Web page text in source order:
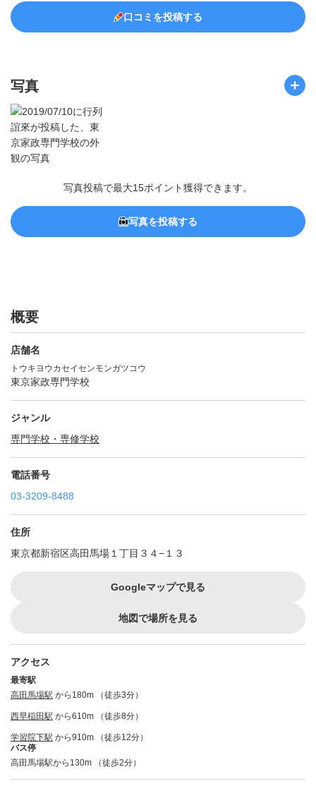
口コミを投稿する
写真
写真投稿で最大15ポイント獲得できます。
写真を投稿する
概要
店舗名
トウキヨウカセイセンモンガツコウ
東京家政専門学校
ジャンル
専門学校・専修学校
電話番号
03-3209-8488
住所
東京都新宿区高田馬場１丁目３４−１３
Googleマップで見る
地図で場所を見る
アクセス
最寄駅
高田馬場駅 から180m （徒歩3分）
西早稲田駅 から610m （徒歩8分）
学習院下駅 から910m （徒歩12分）
バス停
高田馬場駅から130m （徒歩2分）